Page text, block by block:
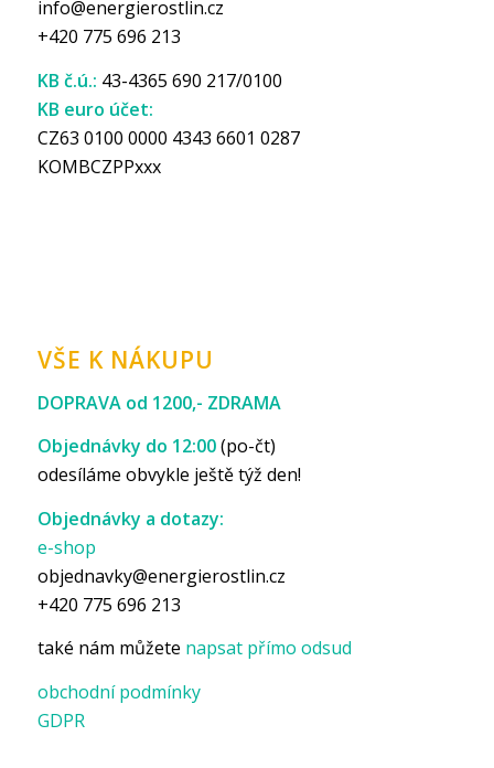
info@energierostlin.cz
+420 775 696 213
KB č.ú.: 43-4365 690 217/0100
KB euro účet:
CZ63 0100 0000 4343 6601 0287
KOMBCZPPxxx
VŠE K NÁKUPU
DOPRAVA od 1200,- ZDRAMA
Objednávky do 12:00(po-čt)
odesíláme obvykle ještě týž den!
Objednávky a dotazy:
e-shop
objednavky@energierostlin.cz
+420 775 696 213
také nám můžete napsat přímo odsud
obchodní podmínky
GDPR